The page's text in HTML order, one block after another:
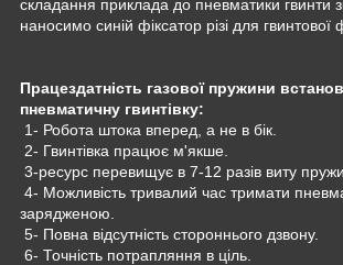
складання приклада до пневматики гвинти
наносимо синій фіксатор різі для гвинтової
Працездатність газової пружини
пневматичну гвинтівку:
1- Робота штока вперед, а не в бік.
2- Гвинтівка працює м'якше.
3-ресурс перевищує в 7-12 разів виту
4- Можливість тривалий час тримати
зарядженою.
5- Повна відсутність стороннього дзвону.
6- Точність потрапляння в ціль.